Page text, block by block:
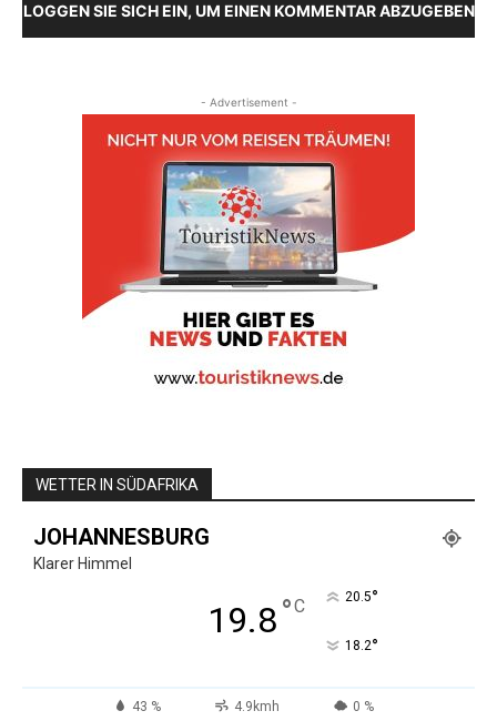
LOGGEN SIE SICH EIN, UM EINEN KOMMENTAR ABZUGEBEN
- Advertisement -
WETTER IN SÜDAFRIKA
JOHANNESBURG
Klarer Himmel
19.8°C 20.5°
18.2°
43 % 4.9kmh 0 %